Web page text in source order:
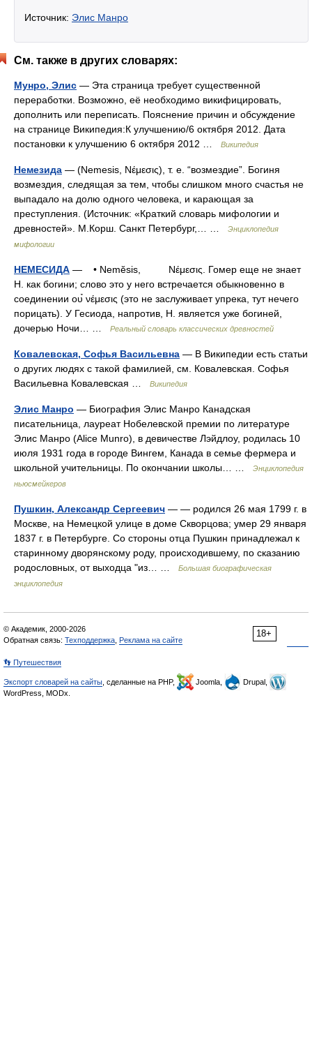
Источник: Элис Манро
См. также в других словарях:
Мунро, Элис — Эта страница требует существенной
переработки. Возможно, её необходимо викифицировать,
дополнить или переписать. Пояснение причин и обсуждение
на странице Википедия:К улучшению/6 октября 2012. Дата
постановки к улучшению 6 октября 2012 …
Википедия
Немезида — (Nemesis, Νέμεσις), т. е. “возмездие”. Богиня
возмездия, следящая за тем, чтобы слишком много счастья не
выпадало на долю одного человека, и карающая за
преступления. (Источник: «Краткий словарь мифологии и
древностей». М.Корш. Санкт Петербург,… …
Энциклопедия
мифологии
НЕМЕСИДА — • Nemĕsis, Νέμεσις. Гомер еще не знает
Н. как богини; слово это у него встречается обыкновенно в
соединении ου̉ νέμεσις (это не заслуживает упрека, тут нечего
порицать). У Гесиода, напротив, Н. является уже богиней,
дочерью Ночи… …
Реальный словарь классических древностей
Ковалевская, Софья Васильевна — В Википедии есть статьи
о других людях с такой фамилией, см. Ковалевская. Софья
Васильевна Ковалевская …
Википедия
Элис Манро — Биография Элис Манро Канадская
писательница, лауреат Нобелевской премии по литературе
Элис Манро (Alice Munro), в девичестве Лэйдлоу, родилась 10
июля 1931 года в городе Вингем, Канада в семье фермера и
школьной учительницы. По окончании школы… …
Энциклопедия
ньюсмейкеров
Пушкин, Александр Сергеевич — — родился 26 мая 1799 г. в
Москве, на Немецкой улице в доме Скворцова; умер 29 января
1837 г. в Петербурге. Со стороны отца Пушкин принадлежал к
старинному дворянскому роду, происходившему, по сказанию
родословных, от выходца "из… …
Большая биографическая
энциклопедия
18+
© Академик, 2000-2026
Обратная связь: Техподдержка Реклама на сайте
👣 Путешествия
Экспорт словарей на сайты , сделанные на PHP, Joomla,
Drupal,
WordPress, MODx.